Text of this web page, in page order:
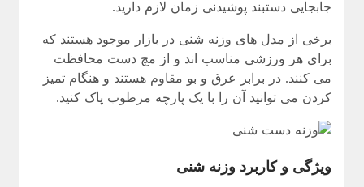
جابجایی دستبند پوشیدنی زمان لازم دارید.
برخی از مدل های وزنه شنی در بازار موجود هستند که
برای هر ورزشی مناسب اند و از مچ دست محافظت
می کنند. در برابر عرق و بو مقاوم هستند و هنگام تمیز
کردن می توانید آن را با یک پارچه مرطوب پاک کنید.
ویژگی و کاربرد وزنه شنی